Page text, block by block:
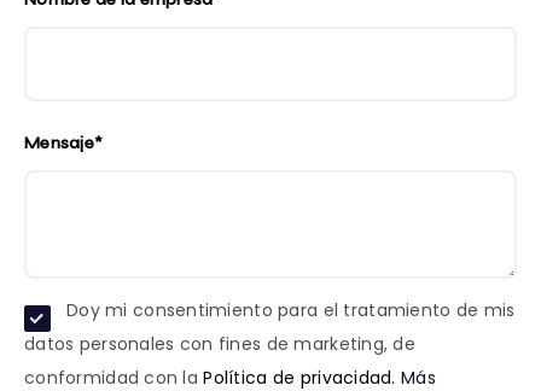
Mensaje*
Doy mi consentimiento para el tratamiento de mis
datos personales con fines de marketing, de
conformidad con laPolítica de privacidad. Más